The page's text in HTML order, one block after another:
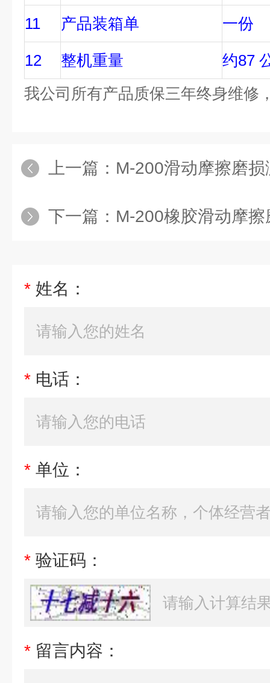
11 产品装箱单 一份
12 整机重量
约87
我公司所有产品质保三年终身维修
上一篇： M-200滑动摩擦磨损
下一篇： M-200橡胶滑动摩
* 姓名：
* 电话：
* 单位：
* 验证码：
* 留言内容：